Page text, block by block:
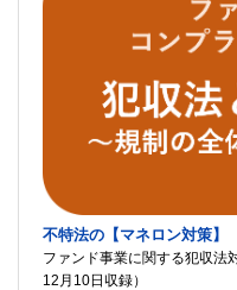
不特法の【マネロン対策】
ファンド事業に関する犯収法
12月10日収録）